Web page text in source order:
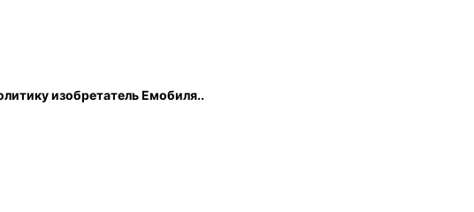
изобретатель Емобиля..